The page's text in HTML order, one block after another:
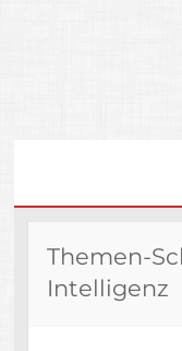
INHALT
Themen-
Intelligenz